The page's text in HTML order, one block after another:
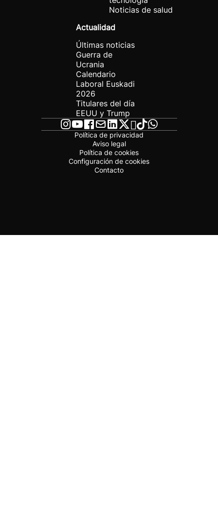
Noticias de salud
Actualidad
Últimas noticias
Guerra de
Ucrania
Calendario
Laboral Euskadi
2026
Titulares del día
EEUU y Trump
Política de privacidad
Aviso legal
Política de cookies
Configuración de cookies
Contacto